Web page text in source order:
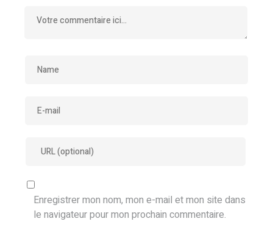
Enregistrer mon nom, mon e-mail et mon site dans
le navigateur pour mon prochain commentaire.